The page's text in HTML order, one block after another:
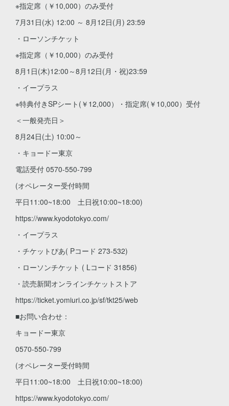
※指定席（￥10,000）のみ受付
7月31日(水) 12:00 ～ 8月12日(月) 23:59
・ローソンチケット
※指定席（￥10,000）のみ受付
8月1日(木)12:00～8月12日(月・祝)23:59
・イープラス
※特典付きSPシート(￥12,000）・指定席(￥10,000）受付
＜一般発売日＞
8月24日(土) 10:00～
・キョードー東京
電話受付 0570-550-799
(オペレーター受付時間
平日11:00~18:00 土日祝10:00~18:00)
https://www.kyodotokyo.com/
・イープラス
・チケットぴあ( Pコード 273-532)
・ローソンチケット ( Lコード 31856)
・読売新聞オンラインチケットストア
https://ticket.yomiuri.co.jp/sf/tkt25/web
■お問い合わせ：
キョードー東京
0570-550-799
(オペレーター受付時間
平日11:00~18:00 土日祝10:00~18:00)
https://www.kyodotokyo.com/